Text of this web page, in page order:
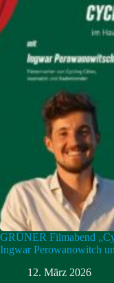
GRÜNER Filmabend
Ingwar Perowanowitch
12. März 2026